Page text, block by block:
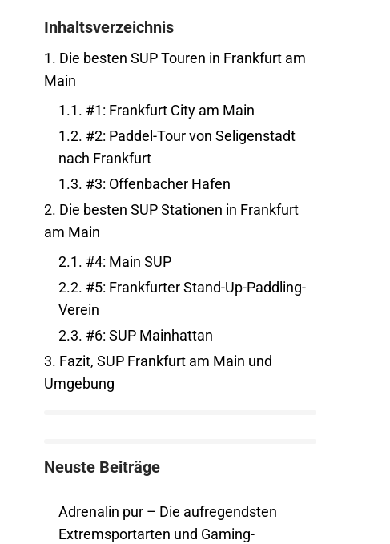
Inhaltsverzeichnis
1. Die besten SUP Touren in Frankfurt am
Main
1.1. #1: Frankfurt City am Main
1.2. #2: Paddel-Tour von Seligenstadt
nach Frankfurt
1.3. #3: Offenbacher Hafen
2. Die besten SUP Stationen in Frankfurt
am Main
2.1. #4: Main SUP
2.2. #5: Frankfurter Stand-Up-Paddling-
Verein
2.3. #6: SUP Mainhattan
3. Fazit, SUP Frankfurt am Main und
Umgebung
Neuste Beiträge
Adrenalin pur – Die aufregendsten
Extremsportarten und Gaming-